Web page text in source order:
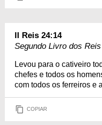
II Reis 24:14
Segundo Livro dos
Levou para o cativeiro
chefes e todos os
com todos os ferreiros e
COPIAR